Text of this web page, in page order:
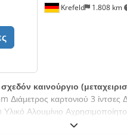
Krefeld 1.808 km
σχεδόν καινούργιο
Διάμετρος καρτονιού 3
Αλουμίνιο
Abjw Ahx Hjfok Σύνολο